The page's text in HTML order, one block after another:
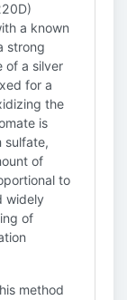
a known
strong
of a silver
for a
the
is
sulfate,
of
to
widely
of
method